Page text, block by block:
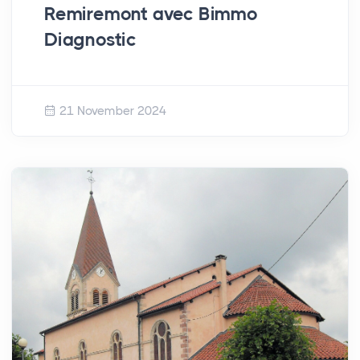
Remiremont avec Bimmo
Diagnostic
21 November 2024